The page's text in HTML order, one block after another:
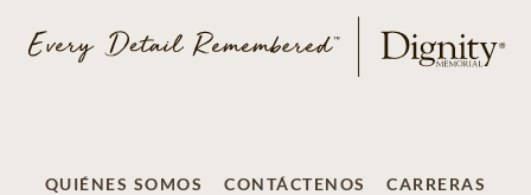
QUIÉNES SOMOS CONTÁCTENOS
CARRERAS